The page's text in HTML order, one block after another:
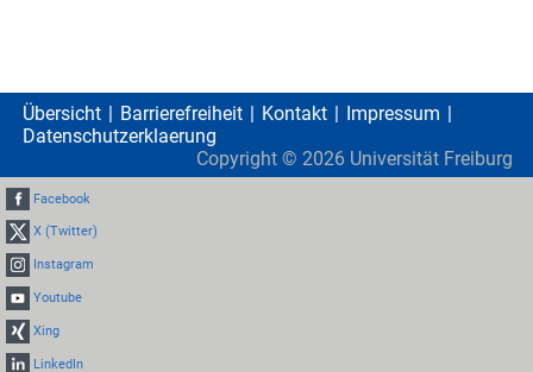
Übersicht Barrierefreiheit Kontakt
Impressum
Datenschutzerklaerung
Copyright © 2026 Universität Freiburg
Facebook
X (Twitter)
Instagram
Youtube
Xing
LinkedIn